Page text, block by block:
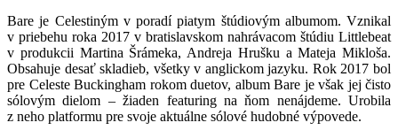
Bare je Celestiným v poradí piatym štúdiovým albumom. Vznikal
v priebehu roka 2017 v bratislavskom nahrávacom štúdiu Littlebeat
v produkcii Martina Šrámeka, Andreja Hrušku a Mateja Mikloša.
Obsahuje desať skladieb, všetky v anglickom jazyku. Rok 2017 bol
pre Celeste Buckingham rokom duetov, album Bare je však jej čisto
sólovým dielom – žiaden featuring na ňom nenájdeme. Urobila
z neho platformu pre svoje aktuálne sólové hudobné výpovede.